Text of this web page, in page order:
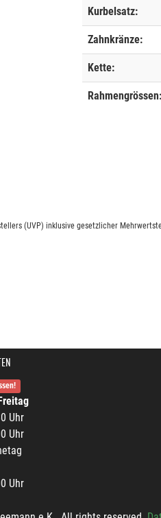
Kurbelsatz:
Zahnkränze:
Kette:
Rahmengrössen:
(UVP) inklusive gesetzlicher
Uhr
Uhr
Uhr